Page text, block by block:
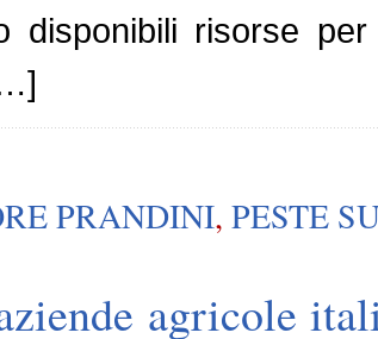
disponibili risorse
PRANDINI, PESTE
agricole